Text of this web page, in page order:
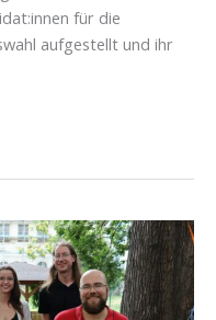
für die
aufgestellt und ihr